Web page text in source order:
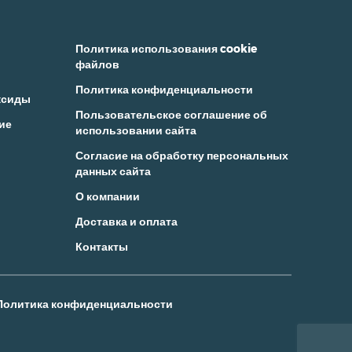
Политика использования cookie
файлов
Политика конфиденциальности
Пользовательское соглашение об
использовании сайта
Согласие на обработку персональных
данных сайта
О компании
Доставка и оплата
Контакты
конфиденциальности